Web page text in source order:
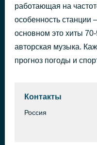
работающая на
особенность станции
основном это хиты
авторская музыка.
прогноз погоды и
Контакты
Россия